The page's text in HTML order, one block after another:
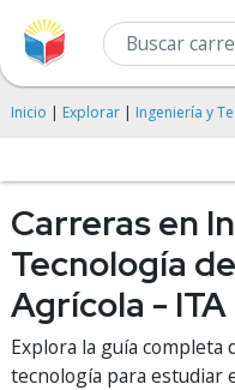
Inicio | Explorar | Ingeniería y
Carreras en
Tecnología
Agrícola - ITA
Explora la guía
tecnología para estudiar